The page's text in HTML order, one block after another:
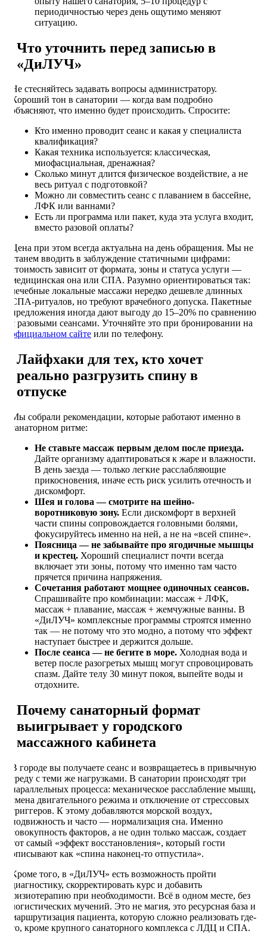
периодичностью через день ощутимо меняют
ситуацию.
Что уточнить перед записью в
«ДиЛУЧ»
Не стесняйтесь задавать вопросы администратору.
Хороший тон в санатории — когда вам подробно
объясняют, что именно будет происходить. Спросите:
Кто именно проводит сеанс и какая у специалиста
квалификация?
Какая техника используется: классическая,
миофасциальная, дренажная?
Сколько минут длится физическое воздействие, а не
весь ритуал с подготовкой?
Можно ли совместить сеанс с плаванием в бассейне,
ЛФК или ваннами?
Есть ли программа или пакет, куда эта услуга входит,
вместо разовой оплаты?
Цена при этом всегда актуальна на день обращения. Мы не
станем вводить в заблуждение статичными цифрами:
стоимость зависит от формата, зоны и статуса услуги —
медицинская она или СПА. Разумно ориентироваться так:
лечебные локальные массажи нередко дешевле длинных
СПА-ритуалов, но требуют врачебного допуска. Пакетные
предложения иногда дают выгоду до 15–20% по сравнению
с разовыми сеансами. Уточняйте это при бронировании на
официальном сайте или по телефону.
Лайфхаки для тех, кто хочет
реально разгрузить спину в
отпуске
Мы собрали рекомендации, которые работают именно в
санаторном ритме:
Не ставьте массаж первым делом после приезда.
Дайте организму адаптироваться к жаре и влажности.
В день заезда — только легкие расслабляющие
прикосновения, иначе есть риск усилить отечность и
дискомфорт.
Шея и голова — смотрите на шейно-
воротниковую зону. Если дискомфорт в верхней
части спины сопровождается головными болями,
фокусируйтесь именно на ней, а не на «всей спине».
Поясница — не забывайте про ягодичные мышцы
и крестец. Хороший специалист почти всегда
включает эти зоны, потому что именно там часто
прячется причина напряжения.
Сочетания работают мощнее одиночных сеансов.
Спрашивайте про комбинации: массаж + ЛФК,
массаж + плавание, массаж + жемчужные ванны. В
«ДиЛУЧ» комплексные программы строятся именно
так — не потому что это модно, а потому что эффект
наступает быстрее и держится дольше.
После сеанса — не бегите в море. Холодная вода и
ветер после разогретых мышц могут спровоцировать
спазм. Дайте телу 30 минут покоя, выпейте воды и
отдохните.
Почему санаторный формат
выигрывает у городского
массажного кабинета
В городе вы получаете сеанс и возвращаетесь в привычную
среду с теми же нагрузками. В санатории происходят три
параллельных процесса: механическое расслабление мышц,
смена двигательного режима и отключение от стрессовых
триггеров. К этому добавляются морской воздух,
подвижность и часто — нормализация сна. Именно
совокупность факторов, а не один только массаж, создает
тот самый «эффект восстановления», который гости
описывают как «спина наконец-то отпустила».
Кроме того, в «ДиЛУЧ» есть возможность пройти
диагностику, скорректировать курс и добавить
физиотерапию при необходимости. Всё в одном месте, без
логистических мучений. Это не магия, это ресурсная база и
маршрутизация пациента, которую сложно реализовать где-
то, кроме крупного санаторного комплекса с ЛДЦ и СПА.